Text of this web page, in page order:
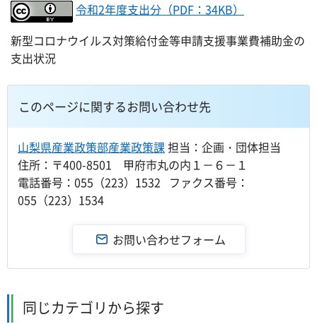
令和2年度支出分（PDF：34KB）
新型コロナウイルス対策給付金等申請支援事業費補助金の
支出状況
このページに関するお問い合わせ先
山梨県産業政策部産業政策課担当：企画・団体担当
住所：〒400-8501 甲府市丸の内１－６－１
電話番号：055（223）1532 ファクス番号：
055（223）1534
同じカテゴリから探す